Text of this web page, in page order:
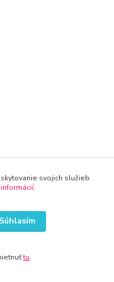
svojich služieb
.
Súhlasím
tu.